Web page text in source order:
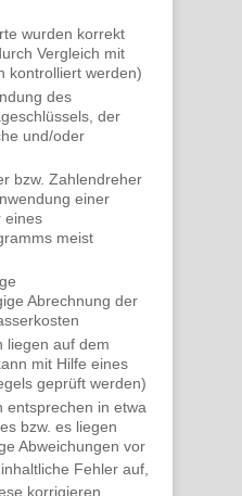
wurden korrekt
Vergleich mit
kontrolliert werden)
des
, der
und/oder
bzw. Zahlendreher
einer
eines
meist
Abrechnung der
liegen auf dem
mit Hilfe eines
geprüft werden)
entsprechen in etwa
bzw. es liegen
Abweichungen vor
Fehler auf,
korrigieren.